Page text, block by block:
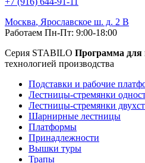
Москва, Ярославское ш. д. 2 В
Работаем Пн-Пт: 9:00-18:00
Серия STABILO Программа для
технологией производства
Подставки и рабочие
Лестницы-стремянки
Лестницы-стремянки
Шарнирные лестницы
Платформы
Принадлежности
Вышки туры
Трапы